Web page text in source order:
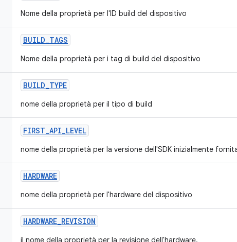
Nome della proprietà per l'ID build del dispositivo
BUILD_TAGS
Nome della proprietà per i tag di build del dispositivo
BUILD_TYPE
nome della proprietà per il tipo di build
FIRST_API_LEVEL
nome della proprietà per la versione dell'SDK inizialmente
HARDWARE
nome della proprietà per l'hardware del dispositivo
HARDWARE_REVISION
il nome della proprietà per la revisione dell'hardware.